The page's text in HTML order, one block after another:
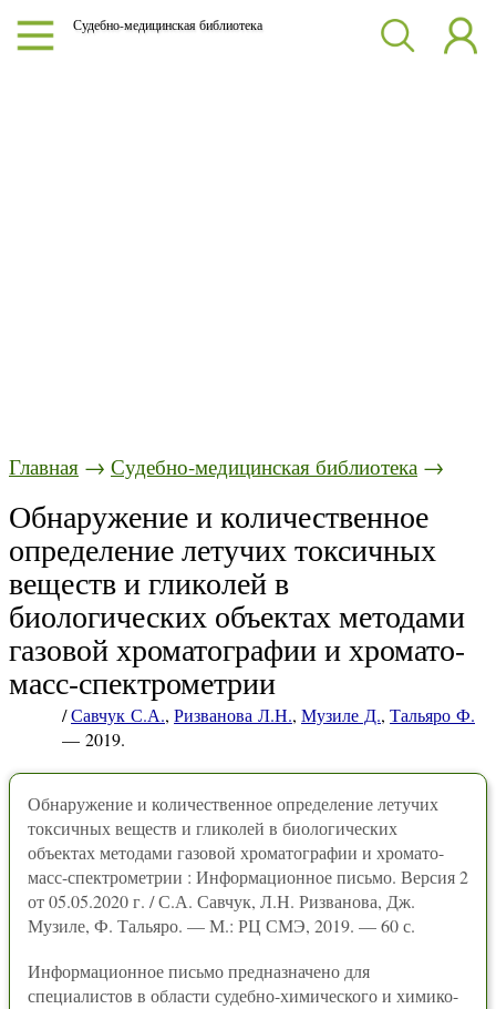
Судебно-медицинская библиотека
Главная → Судебно-медицинская библиотека →
Обнаружение и количественное
определение летучих токсичных
веществ и гликолей в
биологических объектах методами
газовой хроматографии и хромато-
масс-спектрометрии
/Савчук С.А., Ризванова Л.Н., Музиле Д., Тальяро Ф.
— 2019.
Обнаружение и количественное определение летучих
токсичных веществ и гликолей в биологических
объектах методами газовой хроматографии и хромато-
масс-спектрометрии : Информационное письмо. Версия 2
от 05.05.2020 г. / С.А. Савчук, Л.Н. Ризванова, Дж.
Музиле, Ф. Тальяро. — М.: РЦ СМЭ, 2019. — 60 с.
Информационное письмо предназначено для
специалистов в области судебно-химического и химико-